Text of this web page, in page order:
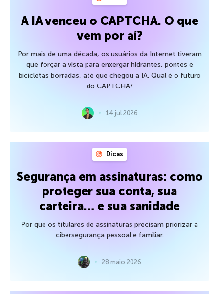
A IA venceu o CAPTCHA. O que
vem por aí?
Por mais de uma década, os usuários da Internet tiveram
que forçar a vista para enxergar hidrantes, pontes e
bicicletas borradas, até que chegou a IA. Qual é o futuro
do CAPTCHA?
14 jul 2026
Dicas
Segurança em assinaturas: como
proteger sua conta, sua
carteira… e sua sanidade
Por que os titulares de assinaturas precisam priorizar a
cibersegurança pessoal e familiar.
28 maio 2026